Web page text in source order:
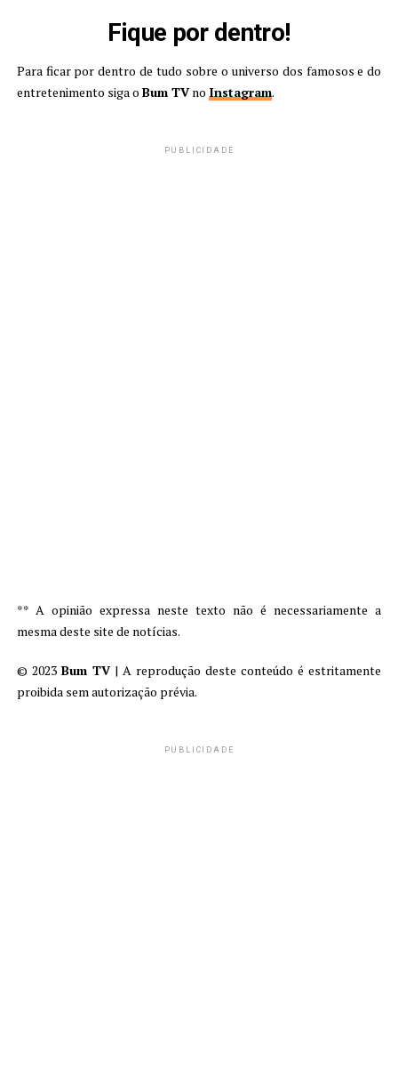
Fique por dentro!
Para ficar por dentro de tudo sobre o universo dos famosos e do
entretenimento siga o Bum TVno Instagram.
PUBLICIDADE
** A opinião expressa neste texto não é necessariamente a
mesma deste site de notícias.
© 2023 Bum TV| A reprodução deste conteúdo é estritamente
proibida sem autorização prévia.
PUBLICIDADE